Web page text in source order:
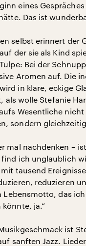
eines
Das ist
selbst erinnert der
der sie als Kind
Bei der
Aromen auf. Die
in klare, eckige
als wolle Stefanie
Wesentliche
sondern
mal nachdenken –
find ich unglaublich
tausend
reduzieren
Lebensmotto, das
ja.“
ist
sanften Jazz.